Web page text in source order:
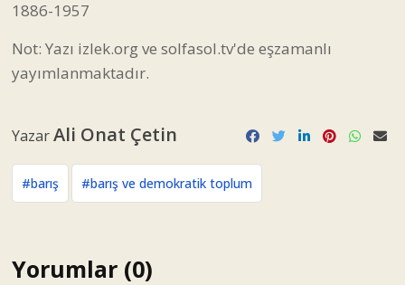
1886-1957
Not: Yazı izlek.orgve solfasol.tv'de eşzamanlı
yayımlanmaktadır.
YazarAli Onat Çetin
#barış #barış ve demokratik toplum
Yorumlar (0)